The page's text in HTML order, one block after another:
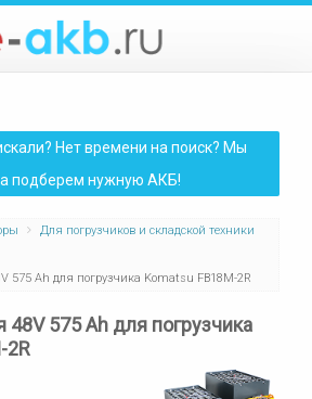
Нет времени на поиск? Мы
подберем нужную АКБ!
Для погрузчиков и складской техники
575 Ah для погрузчика Komatsu FB18M-2R
48V 575 Ah для погрузчика
2R